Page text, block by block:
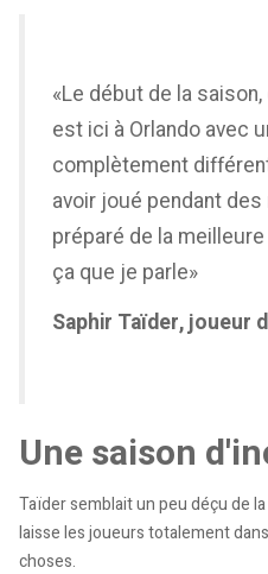
«Le début de la
est ici à Orlando avec
complètement
avoir joué pendant des
préparé de la
ça que je parle»
Saphir Taïder, joueur
Une saison
Taïder semblait un peu déçu de
laisse les joueurs totalement
choses.